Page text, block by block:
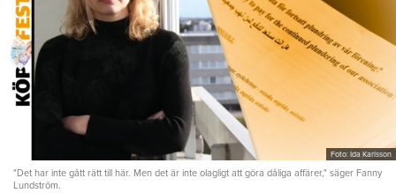
Foto: Ida Karlsson
"Det har inte gått rätt till här. Men det är inte olagligt att göra dåliga affärer," säger Fanny
Lundström.